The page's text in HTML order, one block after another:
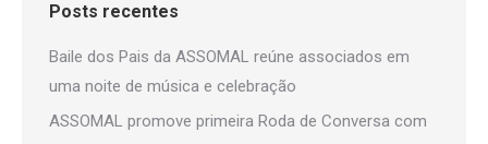
Posts recentes
Baile dos Pais da ASSOMAL reúne associados em
uma noite de música e celebração
ASSOMAL promove primeira Roda de Conversa com